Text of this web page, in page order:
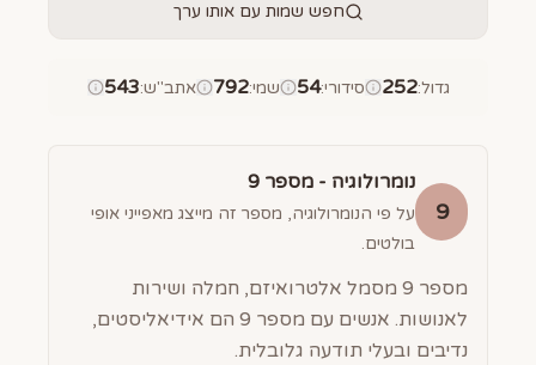
חפש שמות עם אותו ערך
גדול:
252 סידורי:
54 שמי:
792 אתב"ש:
543
9
נומרולוגיה - מספר 9
על פי הנומרולוגיה, מספר זה מייצג מאפייני אופי
בולטים.
מספר 9 מסמל אלטרואיזם, חמלה ושירות
לאנושות. אנשים עם מספר 9 הם אידיאליסטים,
נדיבים ובעלי תודעה גלובלית.